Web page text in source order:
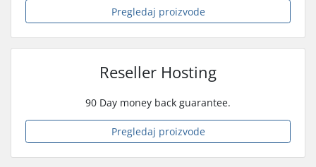
Pregledaj proizvode
Reseller Hosting
90 Day money back guarantee.
Pregledaj proizvode